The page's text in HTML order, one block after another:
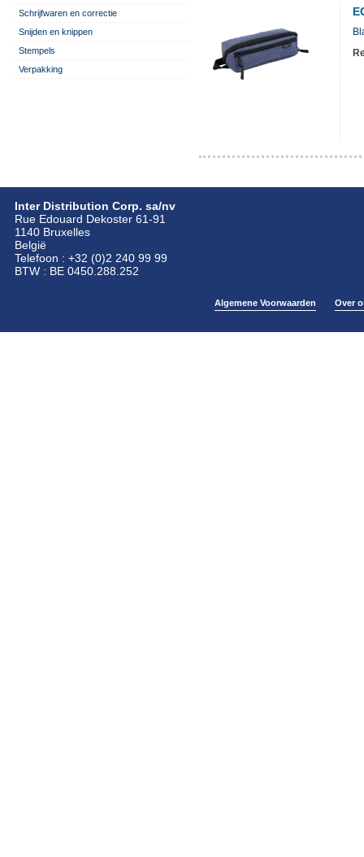
Schrijfwaren en correctie
Snijden en knippen
Stempels
Verpakking
Inter Distribution Corp. sa/nv
Rue Edouard Dekoster 61-91
1140 Bruxelles
België
Telefoon : +32 (0)2 240 99 99
BTW : BE 0450.288.252
Algemene Voorwaarden Over